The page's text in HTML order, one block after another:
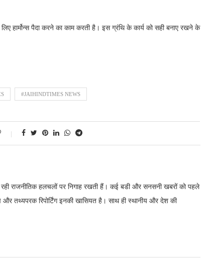
हार्मोन्स पैदा करने का काम करती है। इस ग्रंथि के कार्य को सही बनाए रखने के
#JAIHINDTIMES NEWS
राजनीतिक हलचलों पर निगाह रखती हैं। कई बडी और सनसनी खबरों को पहले
तथ्यपरक रिपोर्टिंग इनकी खासियत है। साथ ही स्थानीय और देश की